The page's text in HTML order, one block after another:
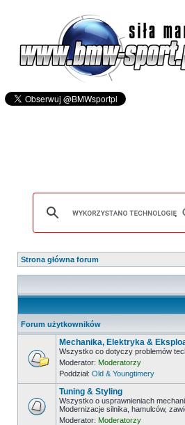
Strona główna forum
Forum użytkowników
Mechanika, Elektryka &
Wszystko co dotyczy problemów
Moderator: Moderatorzy
Poddział: Old & Youngtimery
Tuning & Styling
Wszystko o usprawnieniach
Modernizacje silnika, hamulców,
Moderator: Moderatorzy